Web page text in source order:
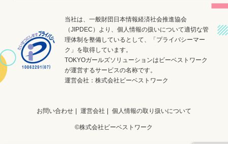
当社は、一般財団日本情報経済社会推進協会
（JIPDEC）より、個人情報の扱いについて適切な管
理体制を整備しているとして、「プライバシーマー
ク」を取得しています。
TOKYOガールズソリューションはビーベストワーク
が運営するサービスの名称です。
運営会社：株式会社ビーベストワーク
お問い合わせ 運営会社 個人情報の取り扱いについて
©株式会社ビーベストワーク